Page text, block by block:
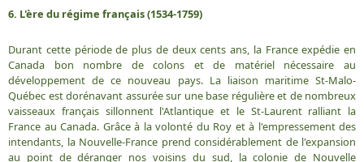
6. L'ère du régime français (1534-1759)
Durant cette période de plus de deux cents ans, la France expédie en
Canada bon nombre de colons et de matériel nécessaire au
développement de ce nouveau pays. La liaison maritime St-Malo-
Québec est dorénavant assurée sur une base régulière et de nombreux
vaisseaux français sillonnent l'Atlantique et le St-Laurent ralliant la
France au Canada. Grâce à la volonté du Roy et à l'empressement des
intendants, la Nouvelle-France prend considérablement de l'expansion
au point de déranger nos voisins du sud, la colonie de Nouvelle